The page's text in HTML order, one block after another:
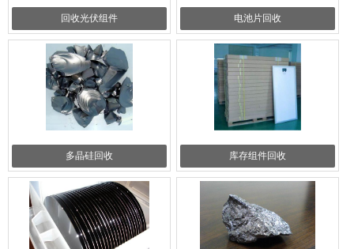
回收光伏组件 电池片回收
多晶硅回收 库存组件回收